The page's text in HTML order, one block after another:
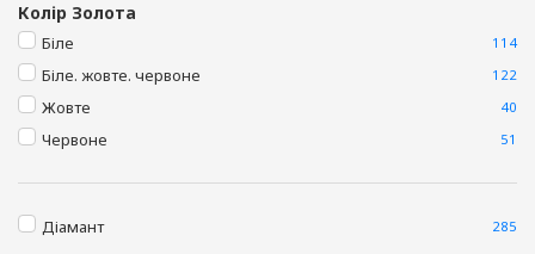
Колір Золота
Біле 114
Біле. жовте. червоне 122
Жовте 40
Червоне 51
Діамант 285